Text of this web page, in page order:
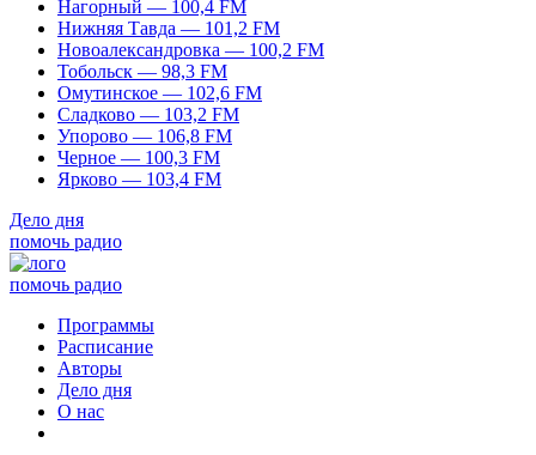
Нагорный — 100,4 FM
Нижняя Тавда — 101,2 FM
Новоалександровка — 100,2 FM
Тобольск — 98,3 FM
Омутинское — 102,6 FM
Сладково — 103,2 FM
Упорово — 106,8 FM
Черное — 100,3 FM
Ярково — 103,4 FM
Дело дня
помочь радио
помочь радио
Программы
Расписание
Авторы
Дело дня
О нас